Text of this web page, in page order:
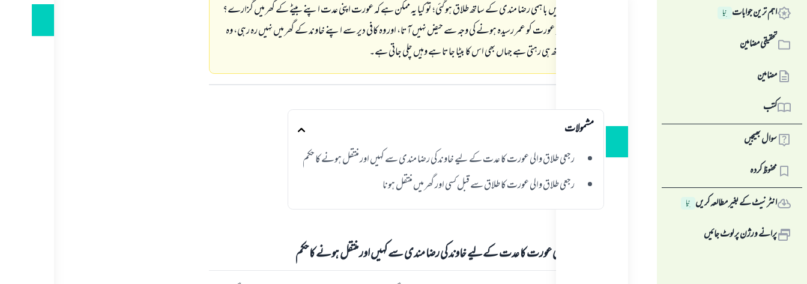
اہم ترین جوابات نِیا
تحقیقی مضامین
مضامین
کتب
سوال بھیجیں
محفوظ کردہ
انٹرنیٹ کے بغیر مطالعہ کریں نِیا
پرانے ورژن پر لوٹ جائیں
میاں بیوی میں باہمی رضا مندی کے ساتھ طلاق ہو گئی؛ تو کیا یہ ممکن ہے کہ عورت اپنی عدت اپنے بیٹے کے گھر میں گزارے؟
واضح رہے کہ عورت کو عمر رسیدہ ہونے کی وجہ سے حیض نہیں آتا، اور وہ کافی دیر سے اپنے خاوند کے گھر میں نہیں رہ رہی، وہ
بیٹے کے ساتھ ہی رہتی ہے جہاں بھی اس کا بیٹا جاتا ہے وہیں چلی جاتی ہے۔
مشمولات
رجعی طلاق والی عورت کا عدت کے لیے خاوند کی رضا مندی سے کہیں اور منتقل ہونے کا حکم
رجعی طلاق والی عورت کا طلاق سے قبل کسی اور گھر میں منتقل ہونا
رجعی طلاق والی عورت کا عدت کے لیے خاوند کی رضا مندی سے کہیں اور منتقل ہونے کا حکم